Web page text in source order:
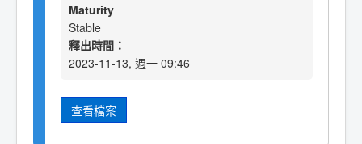
Maturity
Stable
釋出時間：
2023-11-13, 週一 09:46
查看檔案